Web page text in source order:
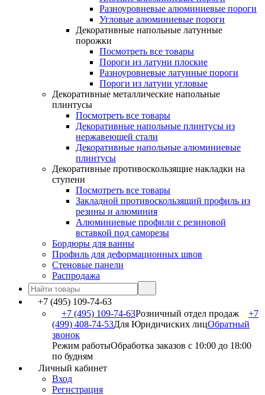
Разноуровневые алюминиевые пороги
Угловые алюминиевые пороги
Декоративные напольные латунные
порожки
Посмотреть все товары
Пороги из латуни плоские
Разноуровневые латунные пороги
Пороги из латуни угловые
Декоративные металлические напольные
плинтусы
Посмотреть все товары
Декоративные напольные плинтусы из
нержавеющей стали
Декоративные напольные алюминиевые
плинтусы
Декоративные противоскользящие накладки на
ступени
Посмотреть все товары
Закладной противоскользящий профиль из
резины и алюминия
Алюминиевые профили с резиновой
вставкой под саморезы
Бордюры для ванны
Профиль для деформационных швов
Стеновые панели
Распродажа
+7 (495) 109-74-63
+7 (495) 109-74-63Розничный отдел продаж
+7
(499) 408-74-53Для Юридичиских лицОбратный
звонок
Режим работыОбработка заказов с 10:00 до 18:00
по будням
Личный кабинет
Вход
Регистрация